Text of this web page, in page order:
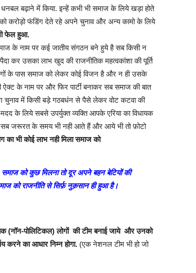
बढ़ाने में किया. इन्हें कभी भी समाज के लिये खड़ा होते
को करोड़ो फंडिंग देते रहे अपने चुनाव और अन्य कामो के लिये
फेल हुआ.
के नाम पर कई जातीय संगठन बने हुये है सब किसी न
कर उसका लाभ खुद की राजनीतिक महत्वकांशा की पूर्ति
के पास समाज को लेकर कोई विजन है और न ही उसके
के नाम पर और फिर पार्टी बनाकर सब समाज की बात
चुनाव में किसी बड़े गठबधंन से पैसे लेकर वोट कटवा की
के लिये सबसे उपर्युक्त व्यक्ति आपके एरिया का विधायक
सब जरूरत के समय भी नही आते हैं और आये भी तो फ़ोटो
का भी कोई लाभ नही मिला समाज को
को कुछ मिलना तो दूर अपने बहन बेटियों की
को राजनीति से सिर्फ़ नुक़सान ही हुआ है।
(नॉन-पोलिटिकल) लोगों की टीम बनाई जाये और उनको
करने का आधार निम्न होगा. (एक नेशनल टीम भी हो जो